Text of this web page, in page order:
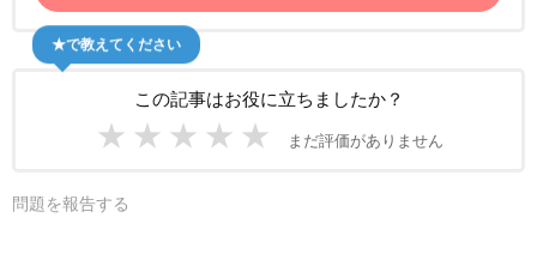
この記事はお役に立ちましたか？
★ ★ ★ ★ ★ まだ評価がありません
★で教えてください
問題を報告する